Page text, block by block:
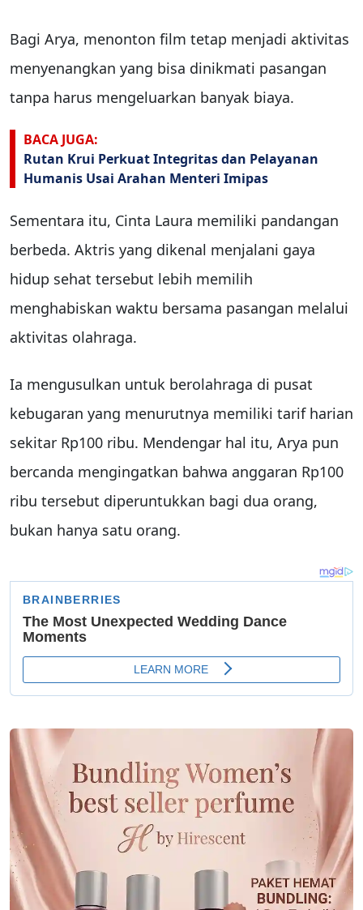
Bagi Arya, menonton film tetap menjadi aktivitas
menyenangkan yang bisa dinikmati pasangan
tanpa harus mengeluarkan banyak biaya.
BACA JUGA:
Rutan Krui Perkuat Integritas dan Pelayanan
Humanis Usai Arahan Menteri Imipas
Sementara itu, Cinta Laura memiliki pandangan
berbeda. Aktris yang dikenal menjalani gaya
hidup sehat tersebut lebih memilih
menghabiskan waktu bersama pasangan melalui
aktivitas olahraga.
Ia mengusulkan untuk berolahraga di pusat
kebugaran yang menurutnya memiliki tarif harian
sekitar Rp100 ribu. Mendengar hal itu, Arya pun
bercanda mengingatkan bahwa anggaran Rp100
ribu tersebut diperuntukkan bagi dua orang,
bukan hanya satu orang.